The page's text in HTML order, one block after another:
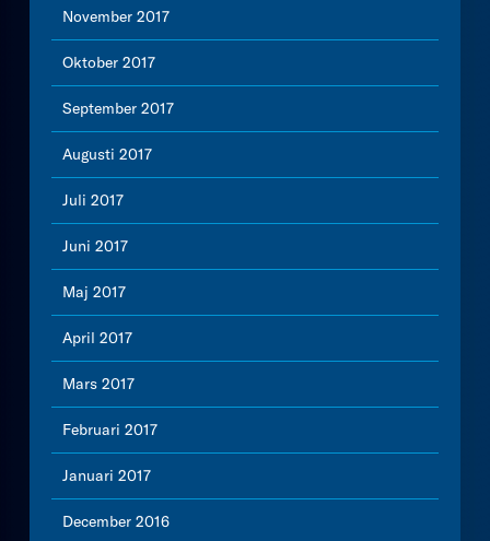
November 2017
Oktober 2017
September 2017
Augusti 2017
Juli 2017
Juni 2017
Maj 2017
April 2017
Mars 2017
Februari 2017
Januari 2017
December 2016